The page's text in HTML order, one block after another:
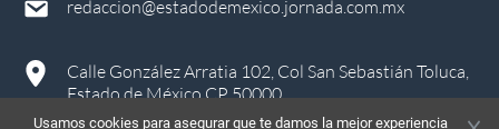
redaccion@estadodemexico.jornada.com.mx
Calle González Arratia 102, Col San Sebastián Toluca,
Estado de México CP 50000
Usamos cookies para asegurar que te damos la mejor experiencia